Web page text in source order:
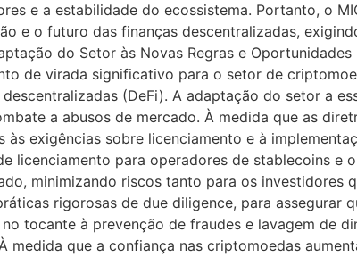
e a estabilidade do ecossistema. Portanto, o
e o futuro das finanças descentralizadas,
do Setor às Novas Regras e
de virada significativo para o setor de
(DeFi). A adaptação do setor a
a abusos de mercado. À medida que as
às exigências sobre licenciamento e à
licenciamento para operadores de stablecoins e
minimizando riscos tanto para os investidores
rigorosas de due diligence, para assegurar
tocante à prevenção de fraudes e lavagem de
medida que a confiança nas criptomoedas